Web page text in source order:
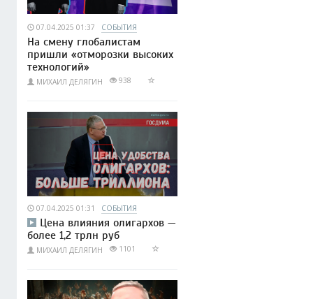
07.04.2025 01:37 СОБЫТИЯ
На смену глобалистам
пришли «отморозки высоких
технологий»
МИХАИЛ ДЕЛЯГИН 938
07.04.2025 01:31 СОБЫТИЯ
Цена влияния олигархов —
более 1,2 трлн руб
МИХАИЛ ДЕЛЯГИН 1101